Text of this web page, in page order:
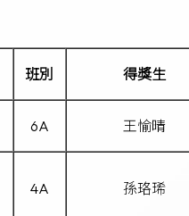
班別 得獎生
6A 王愉晴
4A 孫珞琋